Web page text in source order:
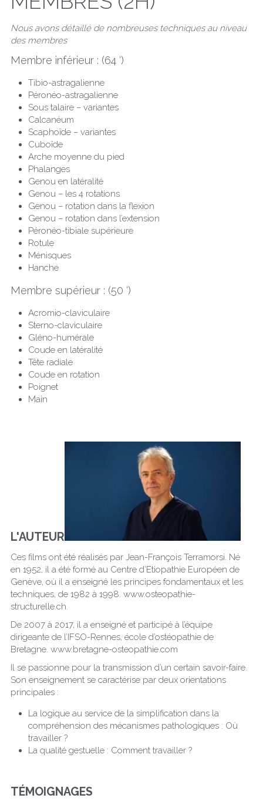
Nous avons détaillé de nombreuses techniques au niveau
des membres
Membre inférieur : (64 ‘)
Tibio-astragalienne
Péronéo-astragalienne
Sous talaire – variantes
Calcanéum
Scaphoïde – variantes
Cuboïde
Arche moyenne du pied
Phalanges
Genou en latéralité
Genou – les 4 rotations
Genou – rotation dans la flexion
Genou – rotation dans l’extension
Péronéo-tibiale supérieure
Rotule
Ménisques
Hanche
Membre supérieur : (50 ‘)
Acromio-claviculaire
Sterno-claviculaire
Gléno-humérale
Coude en latéralité
Tête radiale
Coude en rotation
Poignet
Main
L'AUTEUR
Ces films ont été réalisés par Jean-François Terramorsi. Né
en 1952, il a été formé au Centre d’Etiopathie Européen de
Genève, où il a enseigné les principes fondamentaux et les
techniques, de 1982 à 1998. www.osteopathie-
structurelle.ch.
De 2007 à 2017, il a enseigné et participé à l’équipe
dirigeante de l’IFSO-Rennes, école d’ostéopathie de
Bretagne. www.bretagne-osteopathie.com
Il se passionne pour la transmission d’un certain savoir-faire.
Son enseignement se caractérise par deux orientations
principales :
La logique au service de la simplification dans la
compréhension des mécanismes pathologiques : Où
travailler ?
La qualité gestuelle : Comment travailler ?
TÉMOIGNAGES